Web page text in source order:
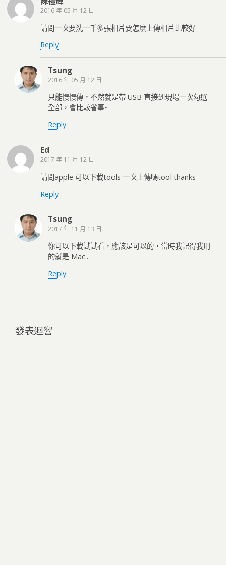
2016 年 05 月 12 日
請問一次要洗一千多張相片要怎麼上傳相片比較好
Reply
Tsung
2016 年 05 月 12 日
只能慢慢傳，不然就是帶 USB 直接到現場一次勾選
全部，會比較省事~
Reply
Ed
2017 年 11 月 12 日
請問apple 可以下載tools 一次上傳嗎tool thanks
Reply
Tsung
2017 年 11 月 13 日
你可以下載試試看，應該是可以的，當時我記得我用
的就是 Mac..
Reply
發表迴響